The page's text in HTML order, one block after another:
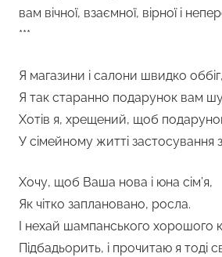
вам вічної, взаємної, вірної і
***
Я магазини і салони швидко оббіг,
Я так старанно подарунок вам
Хотів я, хрещений, щоб
У сімейному житті застосування
Хочу, щоб Ваша нова і юна сім’я,
Як чітко заплановано, росла.
І нехай шампанського хорошого
Підбадьорить, і прочитаю я тоді